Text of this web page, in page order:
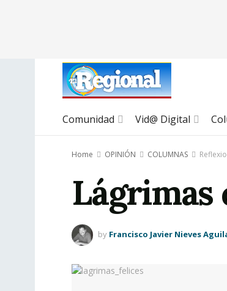
Comunidad Vid@ Digital
Home OPINIÓN COLUMNAS
Lágrimas
by Francisco Javier Nieves